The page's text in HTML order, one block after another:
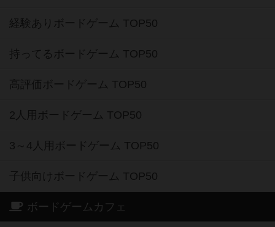
経験ありボードゲーム TOP50
持ってるボードゲーム TOP50
高評価ボードゲーム TOP50
2人用ボードゲーム TOP50
3～4人用ボードゲーム TOP50
子供向けボードゲーム TOP50
ボードゲームカフェ